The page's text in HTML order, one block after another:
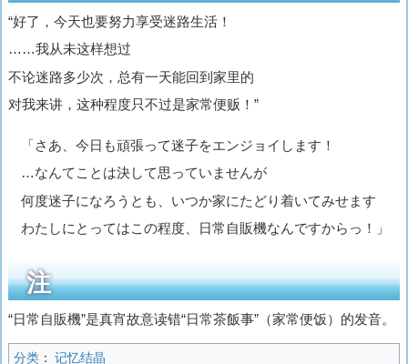
“好了，今天也要努力享受迷路生活！
……我从未这样想过
不论迷路多少次，总有一天能回到家里的
对我来讲，这种程度只不过是家常便贩！”
「さあ、今日も頑張って迷子をエンジョイします！
…なんてことは決して思っていませんが
何度迷子になろうとも、いつか家にたどり着いてみせます
わたしにとってはこの程度、日常自販機なんですからっ！」
注
“日常自販機”是真宵故意读错“日常茶飯事”（家常便饭）的发音。
分类： 记忆结晶